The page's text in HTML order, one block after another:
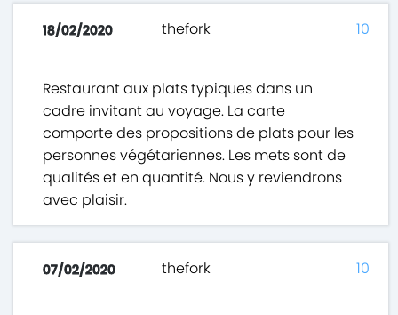
18/02/2020 thefork
Restaurant aux plats typiques dans un
cadre invitant au voyage. La carte
comporte des propositions de plats pour les
personnes végétariennes. Les mets sont de
qualités et en quantité. Nous y reviendrons
avec plaisir.
10
07/02/2020 thefork 10